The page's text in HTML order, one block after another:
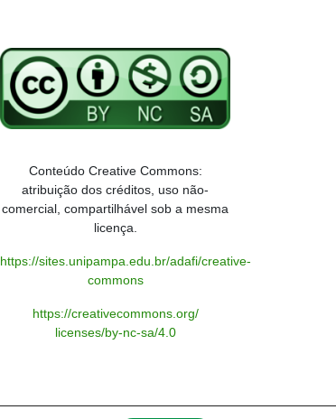
Conteúdo Creative Commons:
atribuição dos créditos, uso não-
comercial, compartilhável sob a mesma
licença.
https://sites.unipampa.edu.br/adafi/creative-
commons
https://creativecommons.org/
licenses/by-nc-sa/4.0